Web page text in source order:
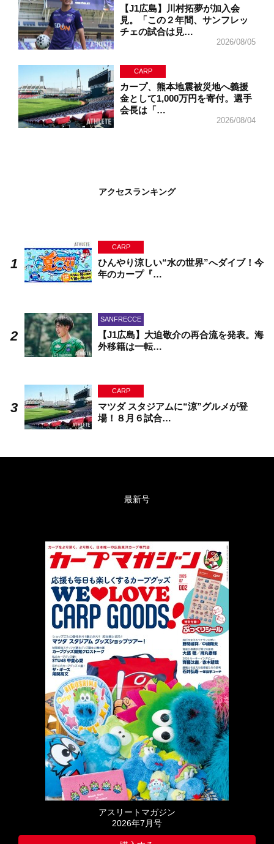
【J1広島】川村拓夢が加入会
見。「この２年間、サンフレッ
チェの試合は見…
2026/08/05
CARP
カープ、熊本地震被災地へ義援
金として1,000万円を寄付。選手
会長は「…
2026/08/04
アクセスランキング
CARP
ひんやり涼しい“水の世界”へダイブ！今
年のカープ『…
SANFRECCE
【J1広島】大迫敬介の再合流を発表。海
外移籍は一転…
CARP
マツダ スタジアムに“涼”グルメが登
場！８月６試合…
最新号
アスリートマガジン
2026年7月号